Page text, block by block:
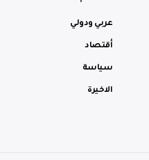
عربي ودولي
أقتصاد
سياسة
الاخيرة